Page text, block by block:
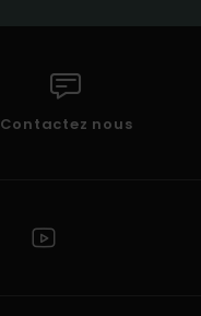
Contactez nous